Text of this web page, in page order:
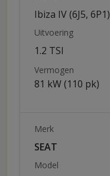
Ibiza IV (6J5, 6P1)
Uitvoering
1.2 TSI
Vermogen
81 kW (110 pk)
Merk
SEAT
Model